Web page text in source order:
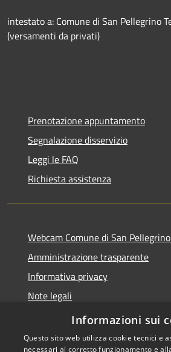
intestato a: Comune di San Pellegrino
(versamenti da privati)
Prenotazione appuntamento
Segnalazione disservizio
Leggi le FAQ
Richiesta assistenza
Webcam Comune di San
Amministrazione trasparente
Informativa privacy
Note legali
Dichiarazione di accessibilità
Informazioni sui
Questo sito web utilizza cookie tecnici e
necessari al corretto funzionamento e